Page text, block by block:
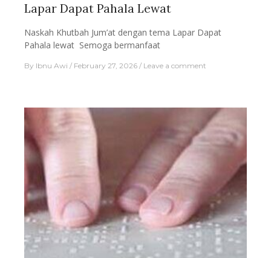
Lapar Dapat Pahala Lewat
Naskah Khutbah Jum’at dengan tema Lapar Dapat
Pahala lewat Semoga bermanfaat
By Ibnu Awi February 27, 2026 Leave a comment